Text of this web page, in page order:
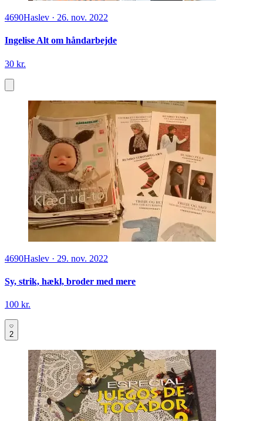
4690Haslev · 26. nov. 2022
Ingelise Alt om håndarbejde
30 kr.
4690Haslev · 29. nov. 2022
Sy, strik, hækl, broder med mere
100 kr.
2